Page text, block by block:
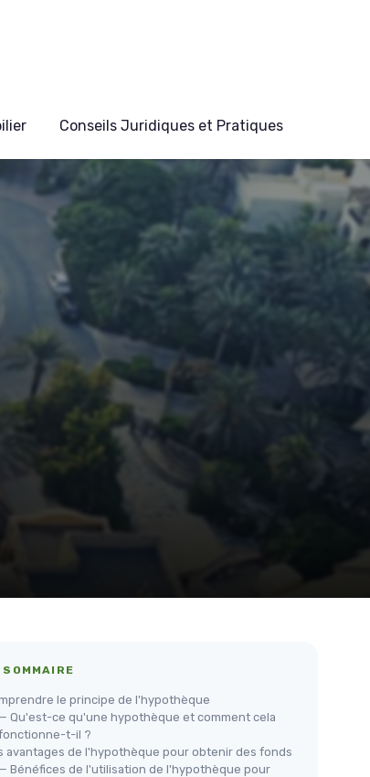
Conseils Juridiques et Pratiques
SOMMAIRE
le principe de l'hypothèque
— Qu'est-ce qu'une hypothèque et comment cela
t-il ?
avantages de l'hypothèque pour obtenir des fonds
— Bénéfices de l'utilisation de l'hypothèque pour